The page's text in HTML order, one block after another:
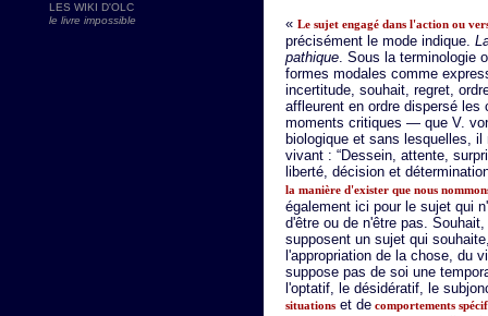
LES WIKI D'OLC
le livre impossible
« Le sujet engagé dans l'action ou
précisément le mode indique.
pathique. Sous la terminologie
formes modales comme
incertitude, souhait, regret,
affleurent en ordre dispersé
moments critiques — que V.
biologique et sans lesquelles,
vivant : “Dessein, attente,
liberté, décision et
la manière d'exister que nous
également ici pour le sujet qui
d'être ou de n'être pas.
supposent un sujet qui
l'appropriation de la chose, du
suppose pas de soi une
l'optatif, le désidératif, le
situations et de comportements